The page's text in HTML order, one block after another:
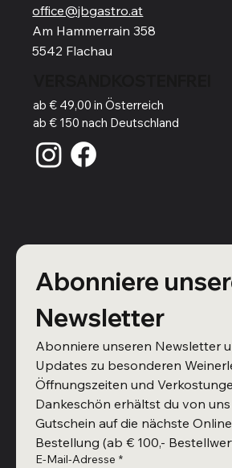
office@jbgastro.at
Am Hammerrain 358
5542 Flachau
ab € 49,00 in Österreich
ab € 150 nach Deutschland
Abonniere
Newsletter
Abonniere unseren Newsletter
Updates zu besonderen
Öffnungszeiten und
Dankeschön erhältst du von uns
Gutschein auf die nächste
Bestellung (ab € 100,-
E-Mail-Adresse *